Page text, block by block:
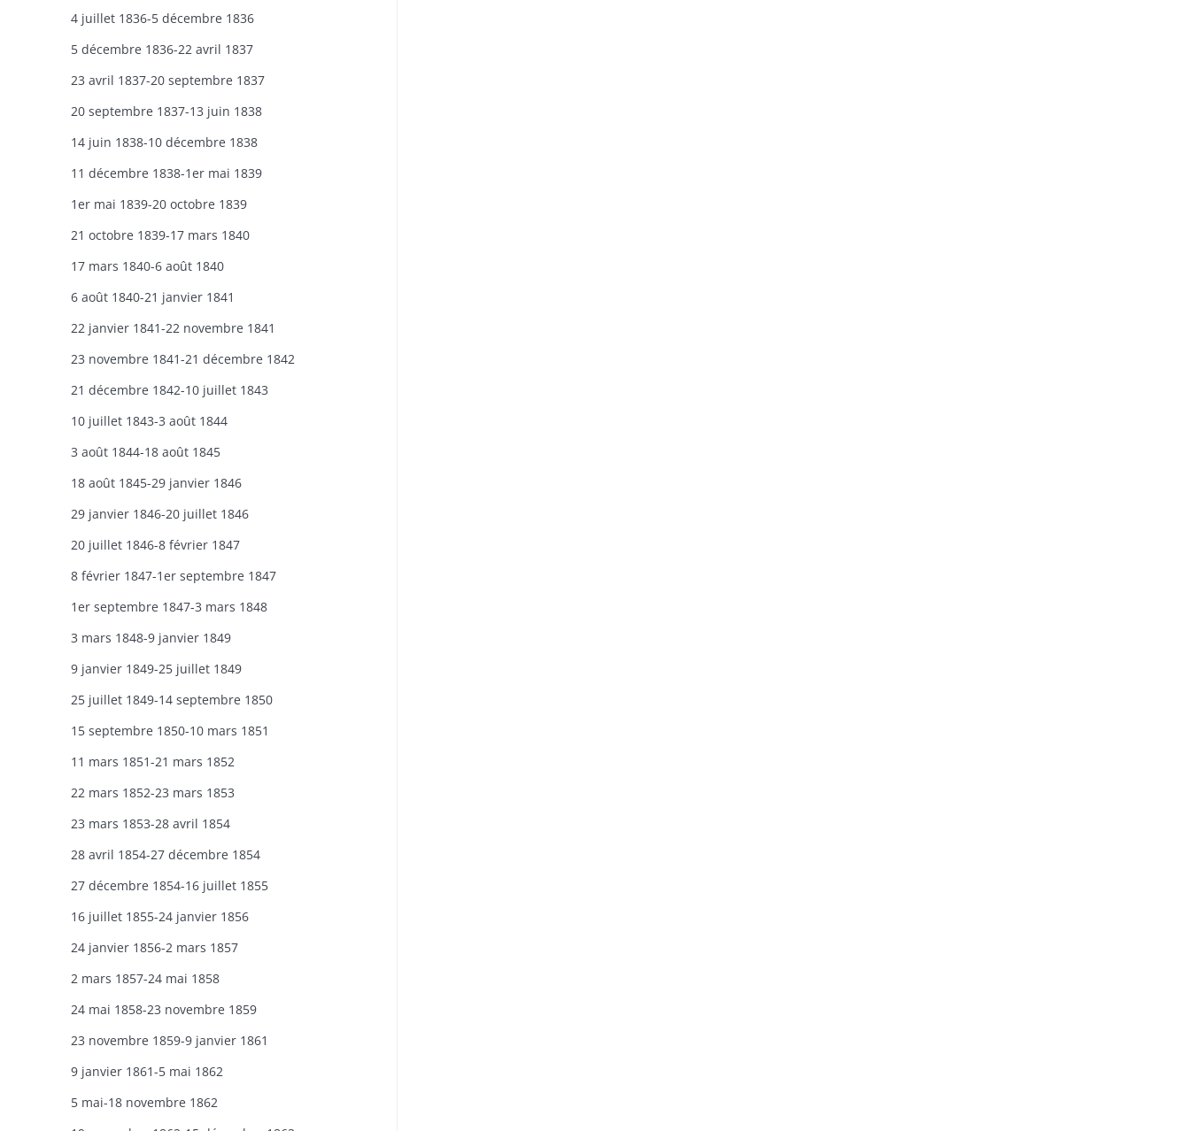
4 juillet 1836-5 décembre 1836
5 décembre 1836-22 avril 1837
23 avril 1837-20 septembre 1837
20 septembre 1837-13 juin 1838
14 juin 1838-10 décembre 1838
11 décembre 1838-1er mai 1839
1er mai 1839-20 octobre 1839
21 octobre 1839-17 mars 1840
17 mars 1840-6 août 1840
6 août 1840-21 janvier 1841
22 janvier 1841-22 novembre 1841
23 novembre 1841-21 décembre 1842
21 décembre 1842-10 juillet 1843
10 juillet 1843-3 août 1844
3 août 1844-18 août 1845
18 août 1845-29 janvier 1846
29 janvier 1846-20 juillet 1846
20 juillet 1846-8 février 1847
8 février 1847-1er septembre 1847
1er septembre 1847-3 mars 1848
3 mars 1848-9 janvier 1849
9 janvier 1849-25 juillet 1849
25 juillet 1849-14 septembre 1850
15 septembre 1850-10 mars 1851
11 mars 1851-21 mars 1852
22 mars 1852-23 mars 1853
23 mars 1853-28 avril 1854
28 avril 1854-27 décembre 1854
27 décembre 1854-16 juillet 1855
16 juillet 1855-24 janvier 1856
24 janvier 1856-2 mars 1857
2 mars 1857-24 mai 1858
24 mai 1858-23 novembre 1859
23 novembre 1859-9 janvier 1861
9 janvier 1861-5 mai 1862
5 mai-18 novembre 1862